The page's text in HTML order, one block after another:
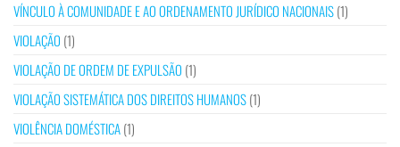
VÍNCULO À COMUNIDADE E AO ORDENAMENTO JURÍDICO NACIONAIS(1)
VIOLAÇÃO (1)
VIOLAÇÃO DE ORDEM DE EXPULSÃO (1)
VIOLAÇÃO SISTEMÁTICA DOS DIREITOS HUMANOS(1)
VIOLÊNCIA DOMÉSTICA(1)